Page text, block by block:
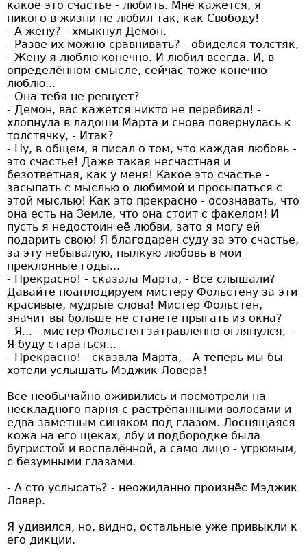
какое это счастье - любить. Мне кажется, я
никого в жизни не любил так, как Свободу!
- А жену? - хмыкнул Демон.
- Разве их можно сравнивать? - обиделся толстяк,
- Жену я люблю конечно. И любил всегда. И, в
определённом смысле, сейчас тоже конечно
люблю...
- Она тебя не ревнует?
- Демон, вас кажется никто не перебивал! -
хлопнула в ладоши Марта и снова повернулась к
толстячку, - Итак?
- Ну, в общем, я писал о том, что каждая любовь -
это счастье! Даже такая несчастная и
безответная, как у меня! Какое это счастье -
засыпать с мыслью о любимой и просыпаться с
этой мыслью! Как это прекрасно - осознавать, что
она есть на Земле, что она стоит с факелом! И
пусть я недостоин её любви, зато я могу ей
подарить свою! Я благодарен суду за это счастье,
за эту небывалую, пылкую любовь в мои
преклонные годы...
- Прекрасно! - сказала Марта, - Все слышали?
Давайте поаплодируем мистеру Фольстену за эти
красивые, мудрые слова! Мистер Фольстен,
значит вы больше не станете прыгать из окна?
- Я... - мистер Фольстен затравленно оглянулся, -
Я буду стараться...
- Прекрасно! - сказала Марта, - А теперь мы бы
хотели услышать Мэджик Ловера!
Все необычайно оживились и посмотрели на
нескладного парня с растрёпанными волосами и
едва заметным синяком под глазом. Лоснящаяся
кожа на его щеках, лбу и подбородке была
бугристой и воспалённой, а само лицо - угрюмым,
с безумными глазами.
- А сто услысать? - неожиданно произнёс Мэджик
Ловер.
Я удивился, но, видно, остальные уже привыкли к
его дикции.